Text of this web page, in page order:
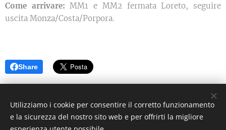
Come arrivare: MM1 e MM2 fermata Loreto, seguire
uscita Monza/Costa/Porpora.
Share
Utilizziamo i cookie per consentire il corretto funzionamento
e la sicurezza del nostro sito web e per offrirti la migliore